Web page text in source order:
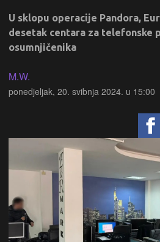
U sklopu operacije Pandora,
desetak centara za telefonske
osumnjičenika
M.W.
ponedjeljak, 20. svibnja 2024. u 15:00